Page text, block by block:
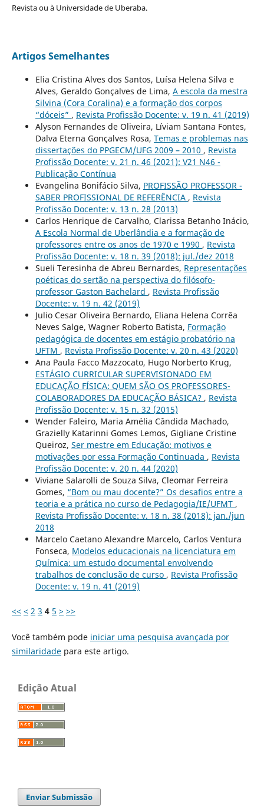
Revista ou à Universidade de Uberaba.
Artigos Semelhantes
Elia Cristina Alves dos Santos, Luísa Helena Silva e
Alves, Geraldo Gonçalves de Lima, A escola da mestra
Silvina (Cora Coralina) e a formação dos corpos
“dóceis” , Revista Profissão Docente: v. 19 n. 41 (2019)
Alyson Fernandes de Oliveira, Líviam Santana Fontes,
Dalva Eterna Gonçalves Rosa, Temas e problemas nas
dissertações do PPGECM/UFG 2009 – 2010 , Revista
Profissão Docente: v. 21 n. 46 (2021): V21 N46 -
Publicação Contínua
Evangelina Bonifácio Silva, PROFISSÃO PROFESSOR -
SABER PROFISSIONAL DE REFERÊNCIA , Revista
Profissão Docente: v. 13 n. 28 (2013)
Carlos Henrique de Carvalho, Clarissa Betanho Inácio,
A Escola Normal de Uberlândia e a formação de
professores entre os anos de 1970 e 1990 , Revista
Profissão Docente: v. 18 n. 39 (2018): jul./dez 2018
Sueli Teresinha de Abreu Bernardes, Representações
poéticas do sertão na perspectiva do filósofo-
professor Gaston Bachelard , Revista Profissão
Docente: v. 19 n. 42 (2019)
Julio Cesar Oliveira Bernardo, Eliana Helena Corrêa
Neves Salge, Wagner Roberto Batista, Formação
pedagógica de docentes em estágio probatório na
UFTM , Revista Profissão Docente: v. 20 n. 43 (2020)
Ana Paula Facco Mazzocato, Hugo Norberto Krug,
ESTÁGIO CURRICULAR SUPERVISIONADO EM
EDUCAÇÃO FÍSICA: QUEM SÃO OS PROFESSORES-
COLABORADORES DA EDUCAÇÃO BÁSICA? , Revista
Profissão Docente: v. 15 n. 32 (2015)
Wender Faleiro, Maria Amélia Cândida Machado,
Grazielly Katarinni Gomes Lemos, Gigliane Cristine
Queiroz, Ser mestre em Educação: motivos e
motivações por essa Formação Continuada , Revista
Profissão Docente: v. 20 n. 44 (2020)
Viviane Salarolli de Souza Silva, Cleomar Ferreira
Gomes, “Bom ou mau docente?” Os desafios entre a
teoria e a prática no curso de Pedagogia/IE/UFMT ,
Revista Profissão Docente: v. 18 n. 38 (2018): jan./jun
2018
Marcelo Caetano Alexandre Marcelo, Carlos Ventura
Fonseca, Modelos educacionais na licenciatura em
Química: um estudo documental envolvendo
trabalhos de conclusão de curso , Revista Profissão
Docente: v. 19 n. 41 (2019)
<< < 2 3 4 5 > >>
Você também pode iniciar uma pesquisa avançada por
similaridadepara este artigo.
Edição Atual
Enviar Submissão